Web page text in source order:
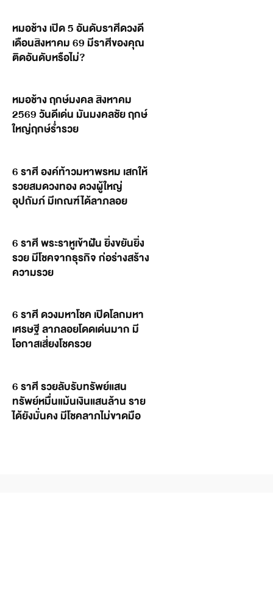
หมอช้าง เปิด 5 อันดับราศีดวงดี
เดือนสิงหาคม 69 มีราศีของคุณ
ติดอันดับหรือไม่?
หมอช้าง ฤกษ์มงคล สิงหาคม
2569 วันดีเด่น มันมงคลชัย ฤกษ์
ใหญ่ฤกษ์ร่ำรวย
6 ราศี องค์ท้าวมหาพรหม เสกให้
รวยสมดวงทอง ดวงผู้ใหญ่
อุปถัมภ์ มีเกณฑ์ได้ลาภลอย
6 ราศี พระราหูเข้าฝัน ยิ่งขยันยิ่ง
รวย มีโชคจากธุรกิจ ก่อร่างสร้าง
ความรวย
6 ราศี ดวงมหาโชค เปิดโลกมหา
เศรษฐี ลาภลอยโดดเด่นมาก มี
โอกาสเสี่ยงโชครวย
6 ราศี รวยลับรับทรัพย์แสน
ทรัพย์หมื่นแม้นเงินแสนล้าน ราย
ได้ยังมั่นคง มีโชคลาภไม่ขาดมือ